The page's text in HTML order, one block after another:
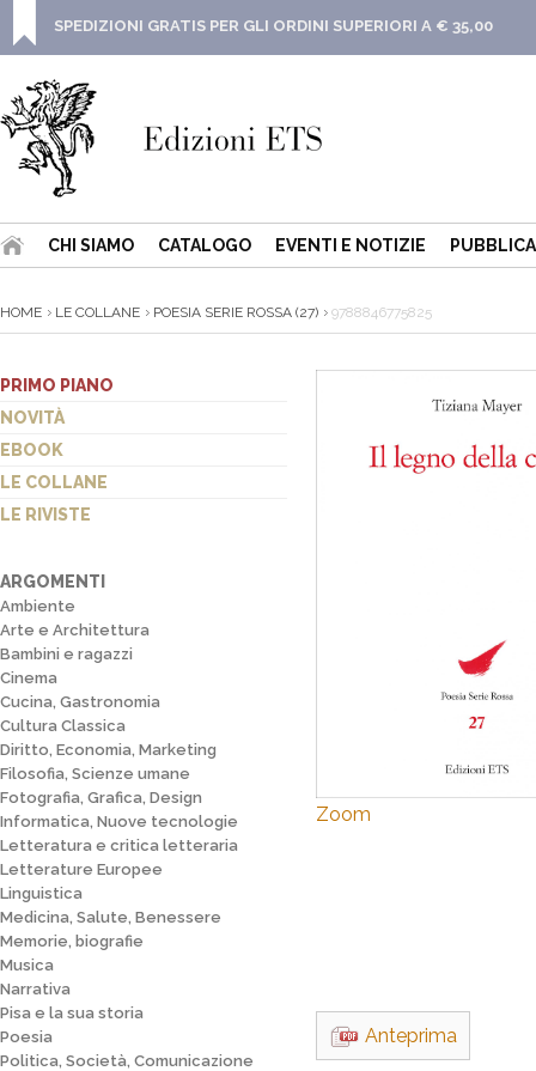
SPEDIZIONI GRATIS PER GLI ORDINI SUPERIORI A € 35,00
CHI SIAMO CATALOGO EVENTI E NOTIZIE
HOME LE COLLANE POESIA SERIE ROSSA (27) 9788846775825
PRIMO PIANO
NOVITÀ
EBOOK
LE COLLANE
LE RIVISTE
ARGOMENTI
Ambiente
Arte e Architettura
Bambini e ragazzi
Cinema
Cucina, Gastronomia
Cultura Classica
Diritto, Economia, Marketing
Filosofia, Scienze umane
Fotografia, Grafica, Design
Informatica, Nuove tecnologie
Letteratura e critica letteraria
Letterature Europee
Linguistica
Medicina, Salute, Benessere
Memorie, biografie
Musica
Narrativa
Pisa e la sua storia
Poesia
Politica, Società, Comunicazione
Zoom
Anteprima